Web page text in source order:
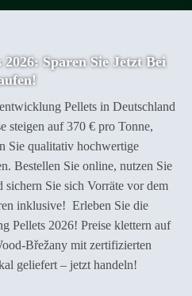
Sparen Sie Jetzt Bei
Pellets in Deutschland
steigen auf 370 € pro Tonne,
Sie qualitativ hochwertige
Bestellen Sie online, nutzen Sie
Sie sich Vorräte vor dem
inklusive! Erleben Sie die
Pellets 2026! Preise klettern auf
Břežany mit zertifizierten
geliefert – jetzt handeln!